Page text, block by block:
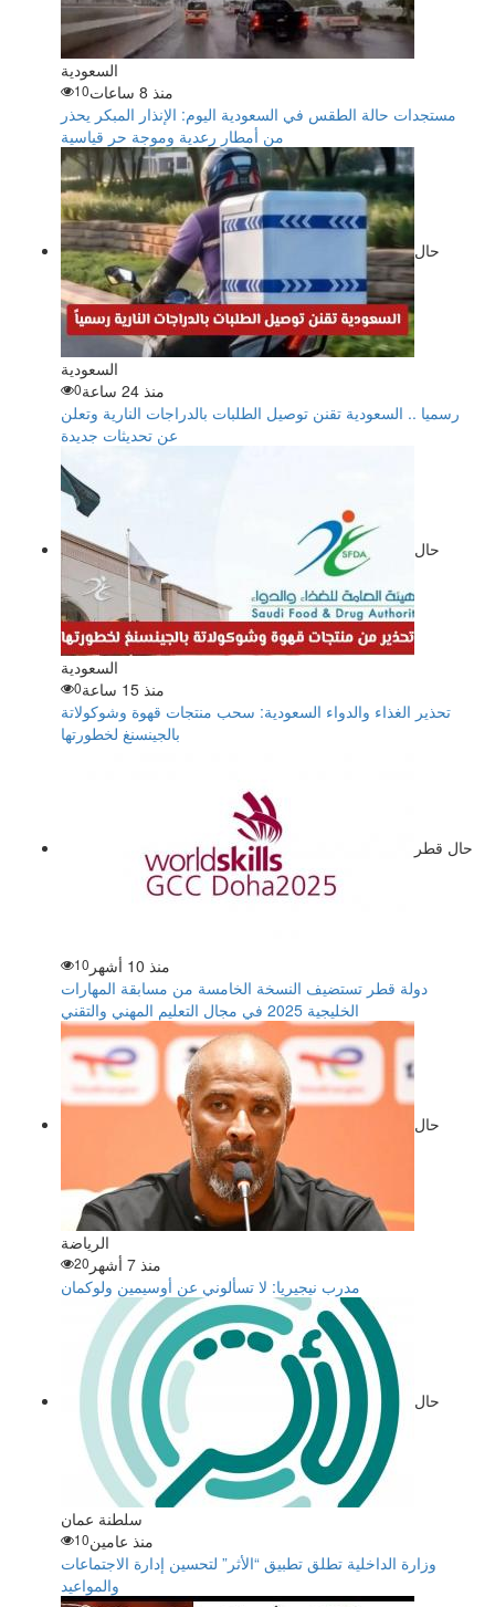
السعودية
منذ 8 ساعات
10
مستجدات حالة الطقس في السعودية اليوم: الإنذار المبكر يحذر
من أمطار رعدية وموجة حر قياسية
حال
السعودية
منذ 24 ساعة
0
رسميا .. السعودية تقنن توصيل الطلبات بالدراجات النارية وتعلن
عن تحديثات جديدة
حال
السعودية
منذ 15 ساعة
0
تحذير الغذاء والدواء السعودية: سحب منتجات قهوة وشوكولاتة
بالجينسنغ لخطورتها
حال قطر
منذ 10 أشهر 10
دولة قطر تستضيف النسخة الخامسة من مسابقة المهارات
الخليجية 2025 في مجال التعليم المهني والتقني
حال
الرياضة
منذ 7 أشهر
20
مدرب نيجيريا: لا تسألوني عن أوسيمين ولوكمان
حال
سلطنة عمان
منذ عامين10
وزارة الداخلية تطلق تطبيق “الأثر” لتحسين إدارة الاجتماعات
والمواعيد